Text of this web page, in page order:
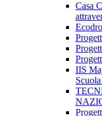
Casa
IIS